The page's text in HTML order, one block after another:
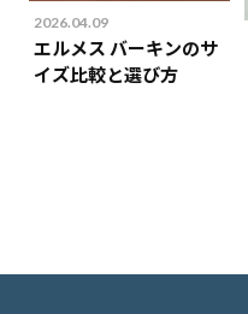
2026.04.09
エルメス バーキンのサ
イズ比較と選び方